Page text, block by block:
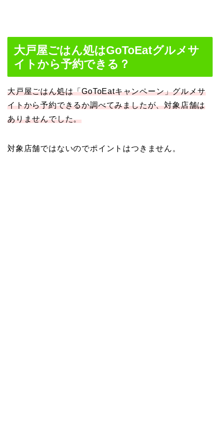
大戸屋ごはん処はGoToEatグルメサ
イトから予約できる？
大戸屋ごはん処は「GoToEatキャンペーン」グルメサ
イトから予約できるか調べてみましたが、対象店舗は
ありませんでした。
対象店舗ではないのでポイントはつきません。